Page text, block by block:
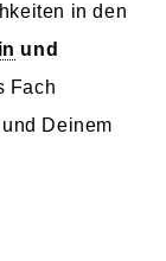
in den
und
Fach
Deinem